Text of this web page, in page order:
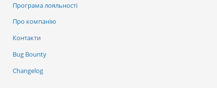
Програма лояльності
Про компанію
Контакти
Bug Bounty
Changelog